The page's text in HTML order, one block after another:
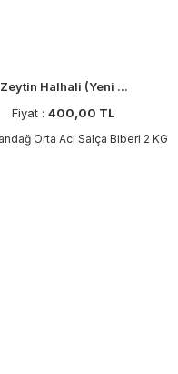
Zeytin Halhali (Yeni ...
Fiyat : 400,00 TL